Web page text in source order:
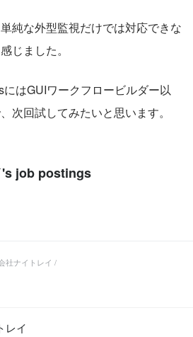
純な外型監視だけでは対応できな
じました。
はGUIワークフロービルダー以
次回試してみたいと思います。
's job postings
社ナイトレイ /
レイ